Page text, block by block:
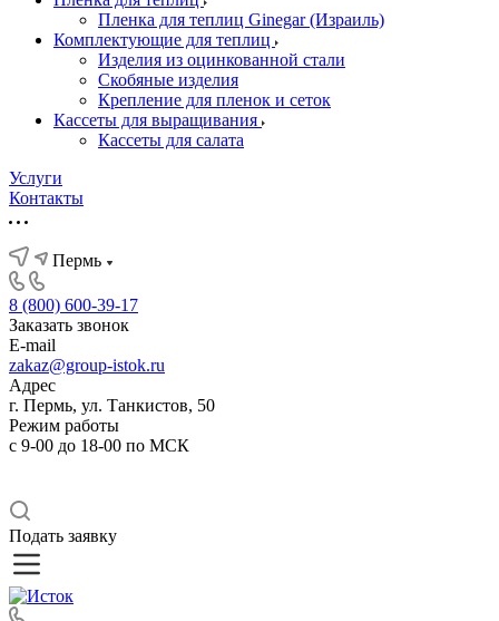
Пленка для теплиц Ginegar (Израиль)
Комплектующие для теплиц
Изделия из оцинкованной стали
Скобяные изделия
Крепление для пленок и сеток
Кассеты для выращивания
Кассеты для салата
Услуги
Контакты
Пермь
8 (800) 600-39-17
Заказать звонок
E-mail
zakaz@group-istok.ru
Адрес
г. Пермь, ул. Танкистов, 50
Режим работы
с 9-00 до 18-00 по МСК
Подать заявку